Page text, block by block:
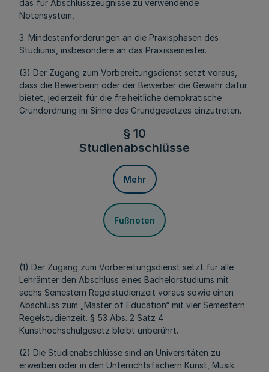
das für Abschlusszeugnisse zu verwendende
Notensystem,
3. Mindestanforderungen an die Praxisphasen des
Studiums, insbesondere an das Praxissemester.
(3) Der Zugang zum Vorbereitungsdienst setzt voraus,
dass die Bewerberin oder der Bewerber die Gewähr dafür
bietet, jederzeit für die freiheitliche demokratische
Grundordnung im Sinne des Grundgesetzes einzutreten.
§ 10
Studienabschlüsse
Mehr
Fußnoten
(1) Der Zugang zum Vorbereitungsdienst setzt für alle
Lehrämter den Abschluss eines Bachelorstudiums mit
sechs Semestern Regelstudienzeit voraus sowie einen
Abschluss zum „Master of Education“ mit vier Semestern
Regelstudienzeit. § 53 Abs. 2 Satz 4
Kunsthochschulgesetz bleibt unberührt.
(2) Die Studienabschlüsse sind an Universitäten zu
erwerben oder in den Unterrichtsfächern Kunst, Musik